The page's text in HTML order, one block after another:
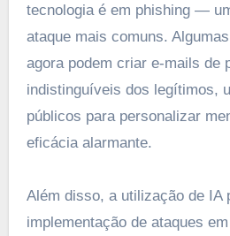
tecnologia é em phishing —
ataque mais comuns.
agora podem criar e-mails de
indistinguíveis dos legítimos,
públicos para personalizar
eficácia alarmante.
Além disso, a utilização de IA
implementação de ataques